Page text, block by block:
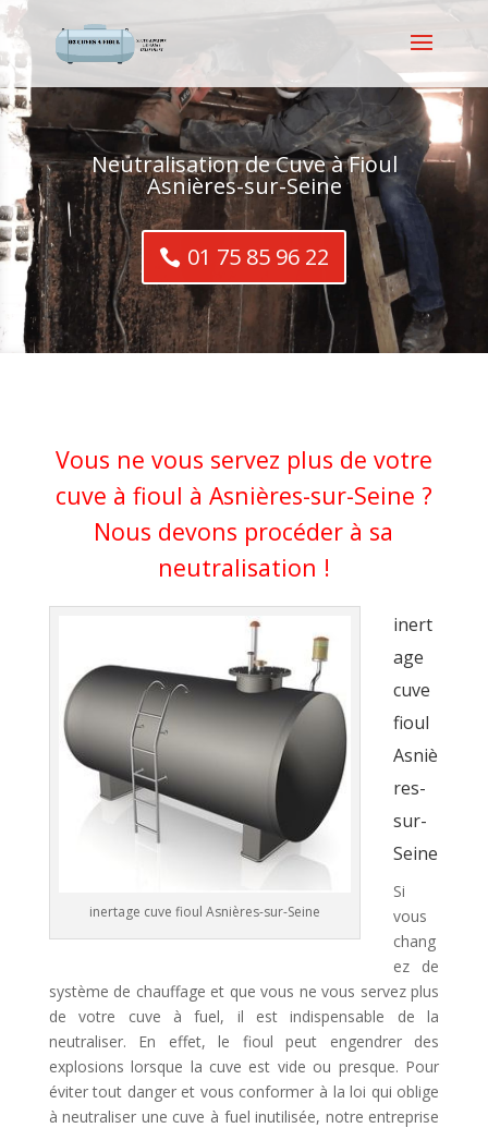
Neutralisation de Cuve à Fioul
Asnières-sur-Seine
01 75 85 96 22
Vous ne vous servez plus de votre
cuve à fioul à Asnières-sur-Seine ?
Nous devons procéder à sa
neutralisation !
inertage cuve fioul Asnières-sur-Seine
inert
age
cuve
fioul
Asniè
res-
sur-
Seine
Si
vous
chang
ez de
système de chauffage et que vous ne vous servez plus
de votre cuve à fuel, il est indispensable de la
neutraliser. En effet, le fioul peut engendrer des
explosions lorsque la cuve est vide ou presque. Pour
éviter tout danger et vous conformer à la loi qui oblige
à neutraliser une cuve à fuel inutilisée, notre entreprise